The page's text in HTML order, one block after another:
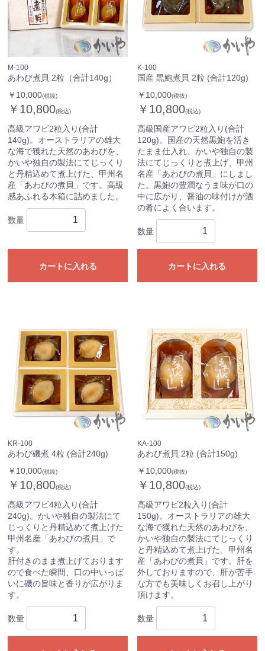
M-100
あわび煮貝 2粒（合計140g）
￥10,000(税抜)
￥10,800(税込)
高級アワビ2粒入り(合計
140g)。オーストラリアの雄大
な海で獲れた天然のあわびを、
かいや独自の製法にてじっくり
と丹精込めて煮上げた、甲州名
産「あわびの煮貝」です。高級
感あふれる木箱に詰めました。
数量
カートに入れる
K-100
国産 黒鮑煮貝 2粒 (合計120g)
￥10,000(税抜)
￥10,800(税込)
高級国産アワビ2粒入り(合計
120g)。国産の天然黒鮑を活き
たまま仕入れ、かいや独自の製
法にてじっくりと煮上げ、甲州
名産「あわびの煮貝」にしまし
た。黒鮑の豊潤なうま味が口の
中に広がり、醤油の味付けが酒
の肴によく合います。
数量
カートに入れる
KR-100
あわび磯煮 4粒 (合計240g)
￥10,000(税抜)
￥10,800(税込)
高級アワビ4粒入り(合計
240g)。かいや独自の製法にて
じっくりと丹精込めて煮上げた
甲州名産「あわびの煮貝」で
す。
肝付きのまま煮上げております
ので食べた瞬間、口の中いっぱ
いに磯の旨味と香りが広がりま
す。
数量
KA-100
あわび煮貝 2粒 (合計150g)
￥10,000(税抜)
￥10,800(税込)
高級アワビ2粒入り(合計
150g)。オーストラリアの雄大
な海で獲れた天然のあわびを、
かいや独自の製法にてじっくり
と丹精込めて煮上げた、甲州名
産「あわびの煮貝」です。肝を
外しておりますので、肝が苦手
な方でも美味しくお召し上がり
頂けます。
数量